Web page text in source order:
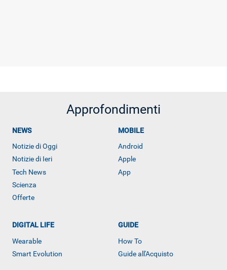
Approfondimenti
NEWS
Notizie di Oggi
Notizie di Ieri
Tech News
Scienza
Offerte
MOBILE
Android
Apple
App
DIGITAL LIFE
Wearable
Smart Evolution
GUIDE
How To
Guide all'Acquisto